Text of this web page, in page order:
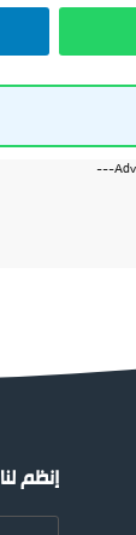
إنظم لنا